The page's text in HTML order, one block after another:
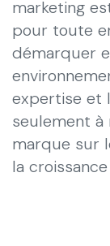
marketing
pour toute
démarquer
expertise et
seulement
marque sur
la